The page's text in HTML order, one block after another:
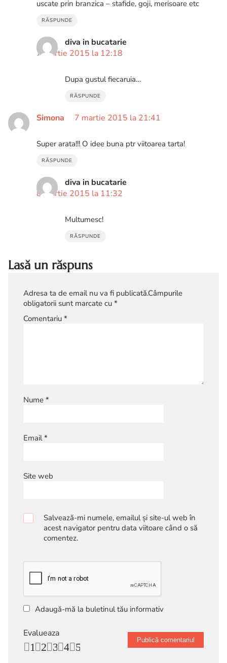
uscate prin branzica – stafide, goji, merisoare etc
RĂSPUNDE
diva in bucatarie
7 martie 2015 la 12:18
Dupa gustul fiecaruia…
RĂSPUNDE
Simona 7 martie 2015 la 21:41
Super arata!!! O idee buna ptr viitoarea tarta!
RĂSPUNDE
diva in bucatarie
8 martie 2015 la 11:32
Multumesc!
RĂSPUNDE
Lasă un răspuns
Adresa ta de email nu va fi publicată.Câmpurile
obligatorii sunt marcate cu *
Comentariu *
Nume *
Email*
Site web
Salvează-mi numele, emailul și site-ul web în
acest navigator pentru data viitoare când o să
comentez.
Adaugă-mă la buletinul tău informativ
Evalueaza
5
4
3
2
1